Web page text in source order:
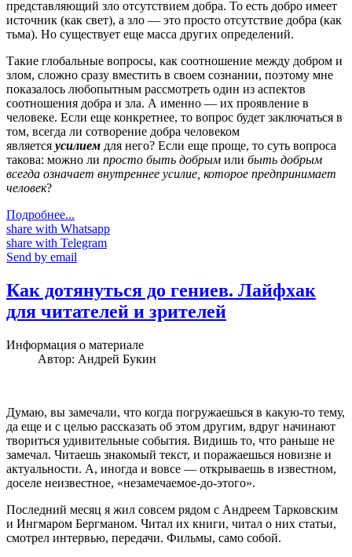
представляющий зло отсутствием добра. То есть добро имеет
источник (как свет), а зло — это просто отсутствие добра (как
тьма). Но существует еще масса других определений.
Такие глобальные вопросы, как соотношение между добром и
злом, сложно сразу вместить в своем сознании, поэтому мне
показалось любопытным рассмотреть один из аспектов
соотношения добра и зла. А именно — их проявление в
человеке. Если еще конкретнее, то вопрос будет заключаться в
том, всегда ли сотворение добра человеком
является усилием для него? Если еще проще, то суть вопроса
такова: можно ли просто быть добрым или быть добрым
всегда означает внутреннее усилие, которое предпринимает
человек?
Подробнее...
share with Whatsapp
share with Telegram
Send by email
Как дотянуться до гениев. Лайфхак
для читателей и зрителей
Информация о материале
Автор: Андрей Букин
Думаю, вы замечали, что когда погружаешься в какую-то тему,
да еще и с целью рассказать об этом другим, вдруг начинают
твориться удивительные события. Видишь то, что раньше не
замечал. Читаешь знакомый текст, и поражаешься новизне и
актуальности. А, иногда и вовсе — открываешь в известном,
доселе неизвестное, «незамечаемое-до-этого».
Последний месяц я жил совсем рядом с Андреем Тарковским
и Ингмаром Бергманом. Читал их книги, читал о них статьи,
смотрел интервью, передачи. Фильмы, само собой.